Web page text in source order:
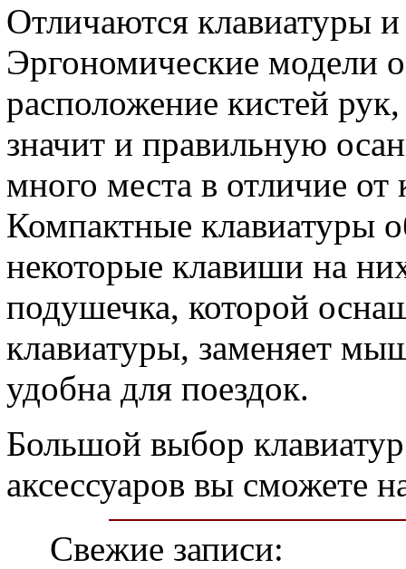
Отличаются клавиатуры
Эргономические модели
расположение кистей
значит и правильную
много места в отличие
Компактные клавиатуры
некоторые клавиши на
подушечка, которой
клавиатуры, заменяет
удобна для поездок.
Большой выбор
аксессуаров вы сможете
Свежие записи: